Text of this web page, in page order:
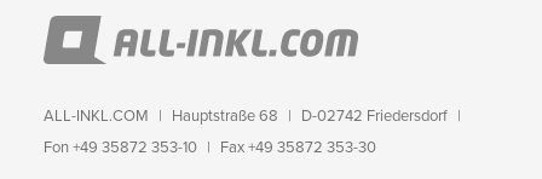
ALL-INKL.COM Hauptstraße 68
D-02742 Friedersdorf
Fon +49 35872 353-10
Fax +49 35872 353-30